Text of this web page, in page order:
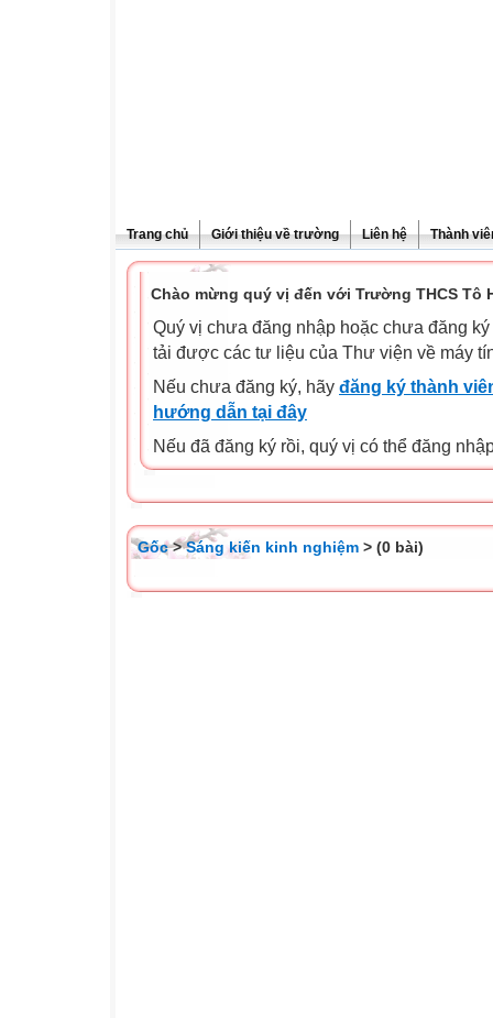
Trang chủ Giới thiệu về trường Liên hệ Thành
Chào mừng quý vị đến với Trường THCS Tô
Quý vị chưa đăng nhập hoặc chưa đăng
tải được các tư liệu của Thư viện về máy
Nếu chưa đăng ký, hãy đăng ký thành
hướng dẫn tại đây
Nếu đã đăng ký rồi, quý vị có thể đăng
Gốc>Sáng kiến kinh nghiệm > (0 bài)